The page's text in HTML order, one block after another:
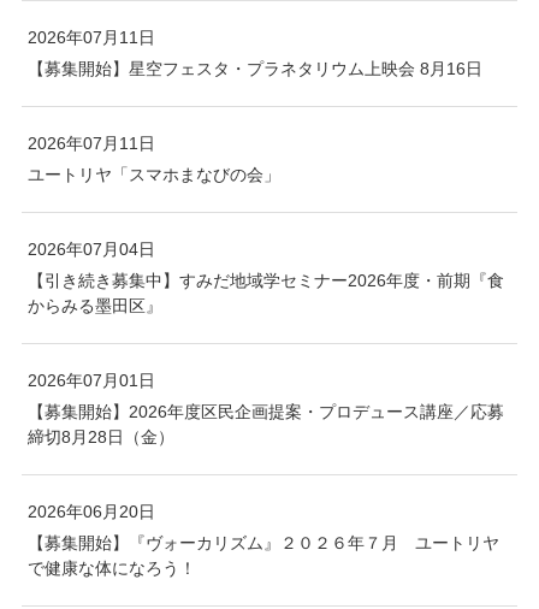
2026年07月11日
【募集開始】星空フェスタ・プラネタリウム上映会 8月16日
2026年07月11日
ユートリヤ「スマホまなびの会」
2026年07月04日
【引き続き募集中】すみだ地域学セミナー2026年度・前期『食
からみる墨田区』
2026年07月01日
【募集開始】2026年度区民企画提案・プロデュース講座／応募
締切8月28日（金）
2026年06月20日
【募集開始】『ヴォーカリズム』２０２６年７月 ユートリヤ
で健康な体になろう！